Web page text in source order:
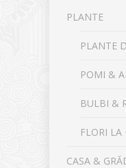
PLANTE
PLANTE
POMI &
BULBI &
FLORI LA
CASA &